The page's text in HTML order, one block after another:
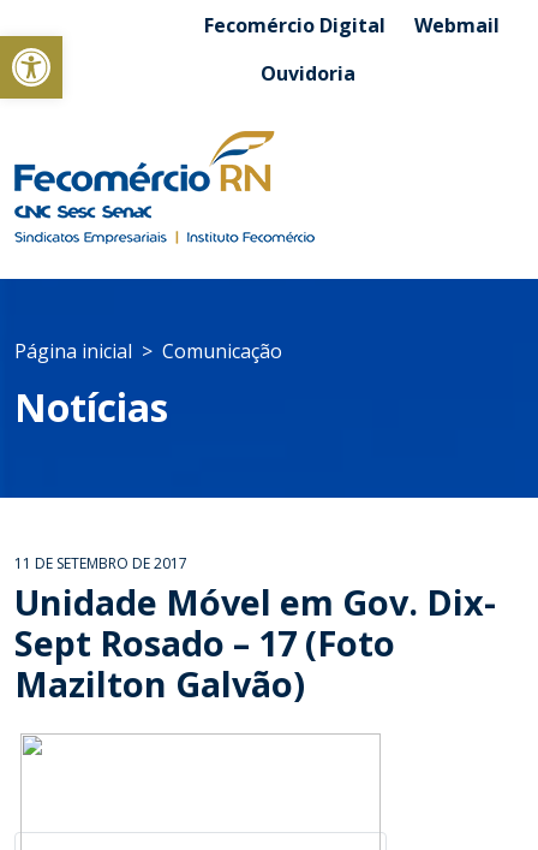
Abrir a barra de ferramentasFecomércio Digital
Webmail
Ouvidoria
Página inicial Comunicação
Notícias
11 DE SETEMBRO DE 2017
Unidade Móvel em Gov. Dix-
Sept Rosado – 17 (Foto
Mazilton Galvão)